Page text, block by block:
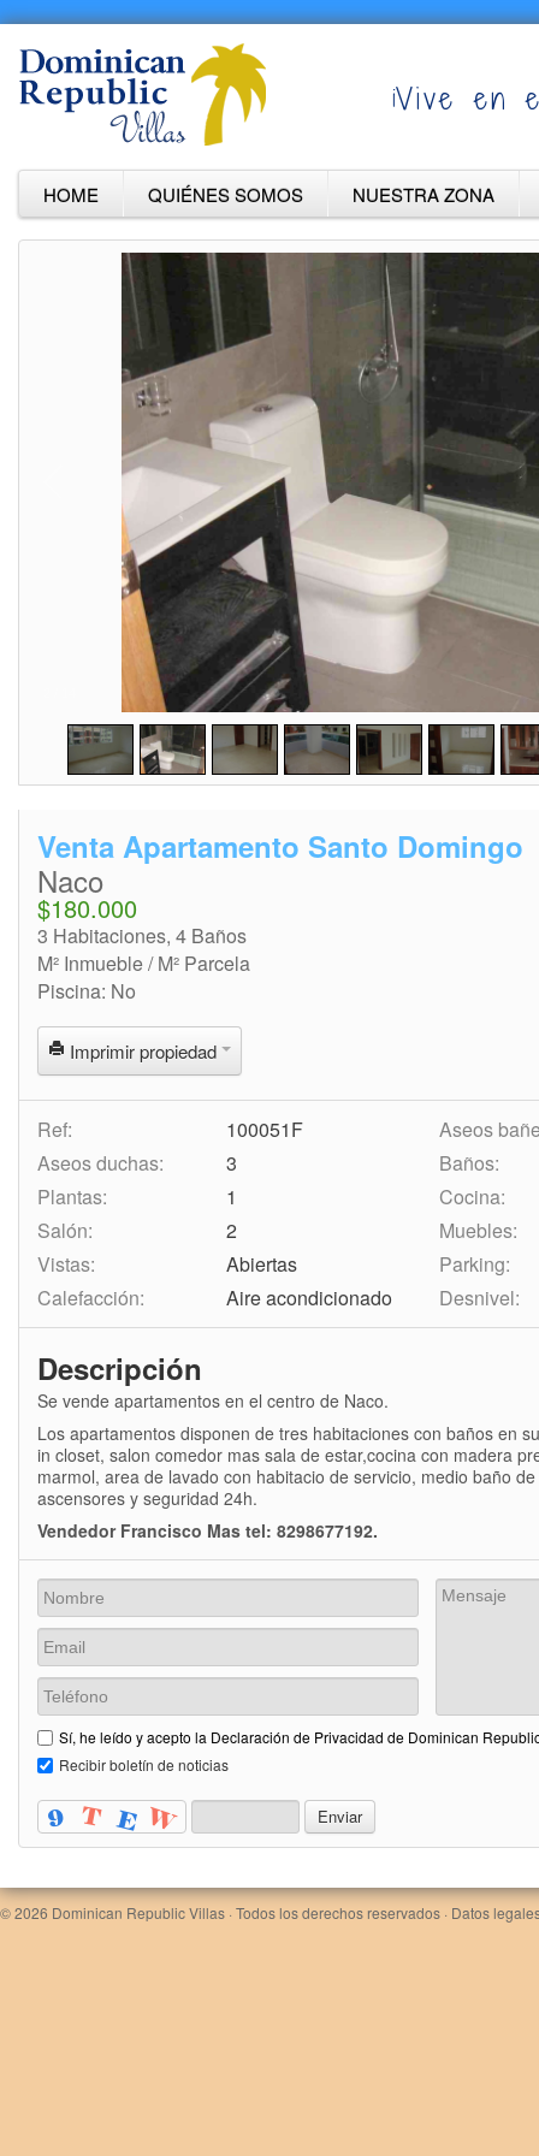
¡Vive en
HOME QUIÉNES SOMOS NUESTRA ZONA
Venta Apartamento Santo Domingo
Naco
$180.000
3 Habitaciones, 4 Baños
M² Inmueble / M² Parcela
Piscina: No
Imprimir propiedad
Ref: 100051F
Aseos
Aseos duchas:
3
Baños:
Plantas:
1
Cocina:
Salón:
2
Muebles:
Vistas:
Abiertas
Parking:
Calefacción:
Aire acondicionado Desnivel:
Descripción
Se vende apartamentos en el centro de Naco.
Los apartamentos disponen de tres habitaciones con baños en
in closet, salon comedor mas sala de estar,cocina con madera
marmol, area de lavado con habitacio de servicio, medio baño
ascensores y seguridad 24h.
Vendedor Francisco Mas tel: 8298677192.
Sí, he leído y acepto la Declaración de Privacidad de Dominican
Recibir boletín de noticias
© 2026 Dominican Republic Villas · Todos los derechos reservados · Datos